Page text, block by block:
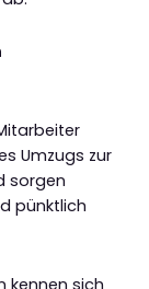
Umzugs zur
sorgen
pünktlich
kennen sich